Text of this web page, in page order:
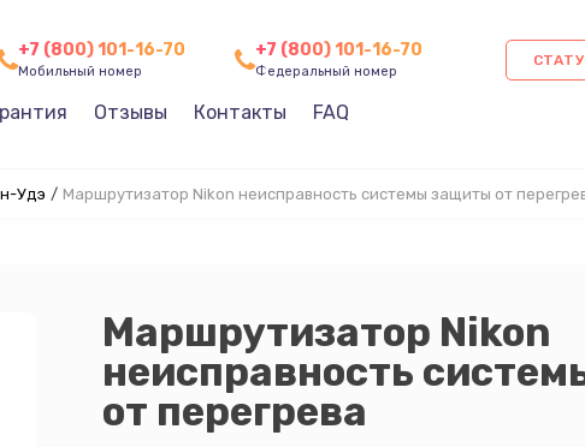
+7 (800) 101-16-70
Мобильный номер
+7 (800) 101-16-70
Федеральный номер
Отзывы Контакты FAQ
Удэ / Маршрутизатор Nikon неисправность системы защиты от
Маршрутизатор Nikon
неисправность
от перегрева